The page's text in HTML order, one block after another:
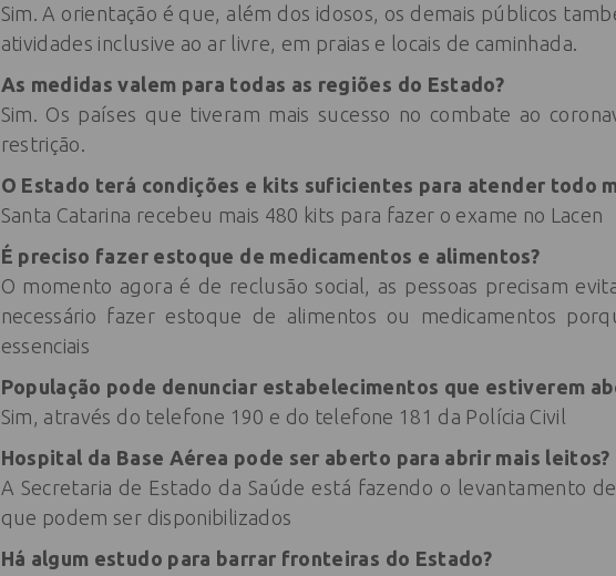
Sim. A orientação é que, além dos idosos, os demais públicos
atividades inclusive ao ar livre, em praias e locais de caminhada.
As medidas valem para todas as regiões do Estado?
Sim. Os países que tiveram mais sucesso no combate ao
restrição.
O Estado terá condições e kits suficientes para atender todo
Santa Catarina recebeu mais 480 kits para fazer o exame no Lacen
É preciso fazer estoque de medicamentos e alimentos?
O momento agora é de reclusão social, as pessoas precisam
necessário fazer estoque de alimentos ou medicamentos
essenciais
População pode denunciar estabelecimentos que estiverem
Sim, através do telefone 190 e do telefone 181 da Polícia Civil
Hospital da Base Aérea pode ser aberto para abrir mais leitos?
A Secretaria de Estado da Saúde está fazendo o levantamento
que podem ser disponibilizados
Há algum estudo para barrar fronteiras do Estado?